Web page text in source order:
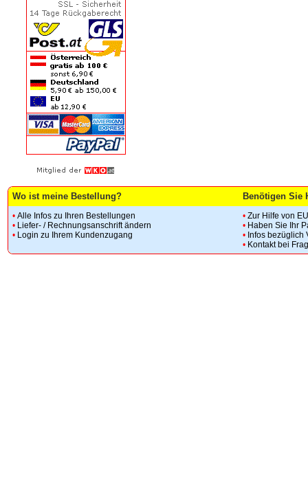
Wo ist meine Bestellung? Benötigen Sie
• Alle Infos zu Ihren Bestellungen
• Liefer- / Rechnungsanschrift ändern
• Login zu Ihrem Kundenzugang
• Zur Hilfe von
• Haben Sie Ihr
• Infos bezüglich
• Kontakt bei